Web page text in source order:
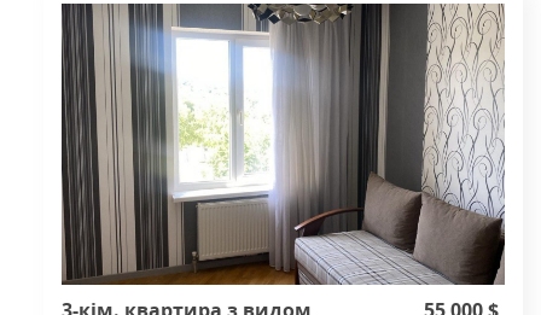
важкий профіль, гарна фурнітура, виробник Glasso,
7 камер, 85 профіль, еко.
Фундамент : стрiчковий, армований, подушка 25 см
Підвал: повноцінний поверх, гідроізольований.
Корисна площа підвалу: 42 м.кв.,
Площа першого поверху м.кв.130 м.кв.
Площа тераси, м.кв 28.7м.кв.
Дах побудований з сухої, обробленої вогне біо
захистом деревини, за технологією. Сам дах
виконаний з бітумної черепиці (25 років гарантія),
Европейський матеріал. Ззовні дах підшитий
металевим профілем, виконана ливнева
каналізація теж все Європейський матеріал.
Ділянка огороджена з усіх сторін, має площу: 8 сот.